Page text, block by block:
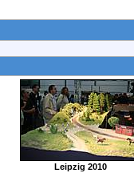
Leipzig 2010